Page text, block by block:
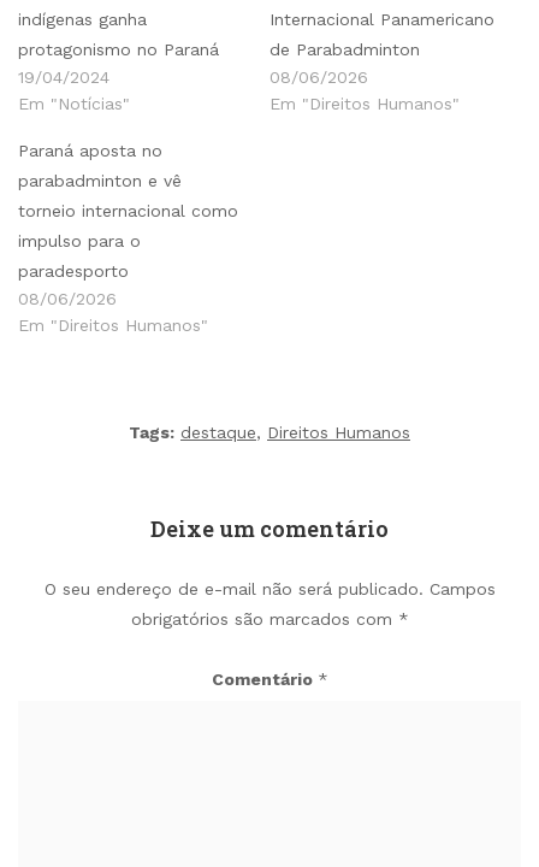
indígenas ganha
protagonismo no Paraná
19/04/2024
Em "Notícias"
Internacional Panamericano
de Parabadminton
08/06/2026
Em "Direitos Humanos"
Paraná aposta no
parabadminton e vê
torneio internacional como
impulso para o
paradesporto
08/06/2026
Em "Direitos Humanos"
Tags: destaque, Direitos Humanos
Deixe um comentário
O seu endereço de e-mail não será publicado. Campos
obrigatórios são marcados com *
Comentário *